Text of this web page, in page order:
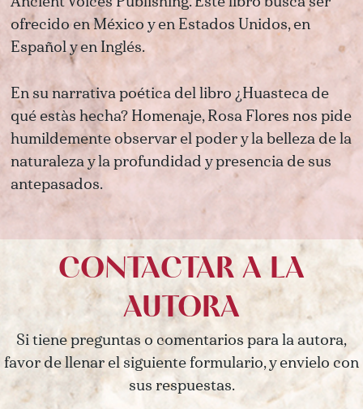
ofrecido en México y en Estados Unidos, en
Español y en Inglés.
En su narrativa poética del libro ¿Huasteca de
qué estàs hecha? Homenaje, Rosa Flores nos pide
humildemente observar el poder y la belleza de la
naturaleza y la profundidad y presencia de sus
antepasados.
CONTACTAR A LA
AUTORA
Si tiene preguntas o comentarios para la autora,
favor de llenar el siguiente formulario, y envielo con
sus respuestas.